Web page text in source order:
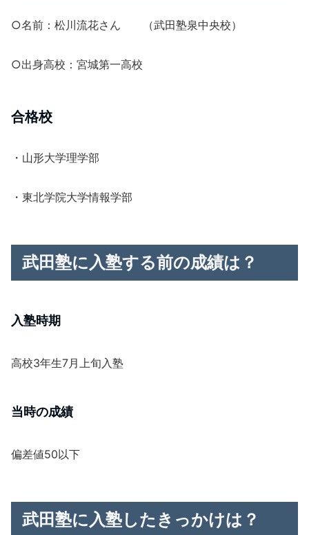
○名前：松川流花さん （武田塾泉中央校）
○出身高校：宮城第一高校
合格校
・山形大学理学部
・東北学院大学情報学部
武田塾に入塾する前の成績は？
入塾時期
高校3年生7月上旬入塾
当時の成績
偏差値50以下
武田塾に入塾したきっかけは？